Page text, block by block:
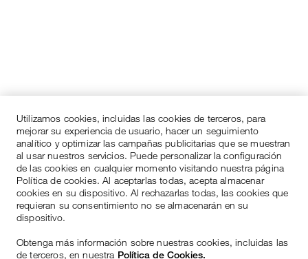
Utilizamos cookies, incluidas las cookies de terceros, para
mejorar su experiencia de usuario, hacer un seguimiento
analítico y optimizar las campañas publicitarias que se muestran
al usar nuestros servicios. Puede personalizar la configuración
de las cookies en cualquier momento visitando nuestra página
Política de cookies. Al aceptarlas todas, acepta almacenar
cookies en su dispositivo. Al rechazarlas todas, las cookies que
requieran su consentimiento no se almacenarán en su
dispositivo.
Obtenga más información sobre nuestras cookies, incluidas las
de terceros, en nuestra Política de Cookies.